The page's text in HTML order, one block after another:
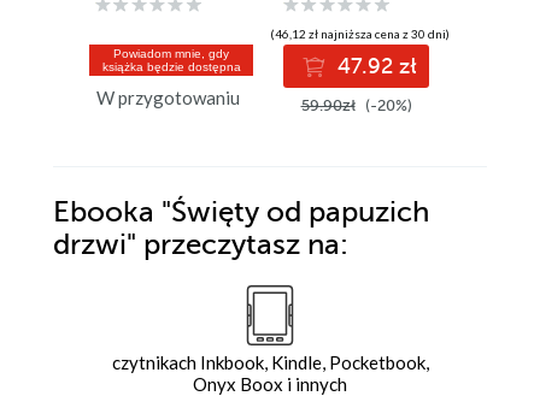
Powiadom mnie, gdy
książka będzie dostępna
W przygotowaniu
(46,12 zł najniższa cena z 30 dni)
47.92 zł
59.90zł (-20%)
Ebooka "Święty od papuzich
drzwi" przeczytasz na:
czytnikach Inkbook, Kindle, Pocketbook,
Onyx Boox i innych